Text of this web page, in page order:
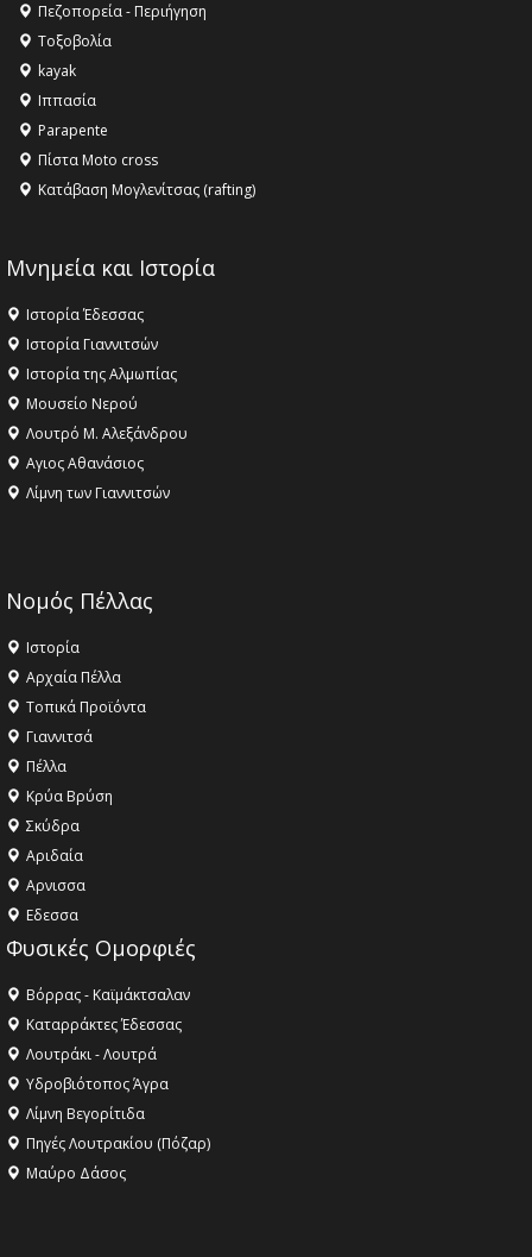
Πεζοπορεία - Περιήγηση
Τοξοβολία
kayak
Ιππασία
Parapente
Πίστα Moto cross
Κατάβαση Μογλενίτσας (rafting)
Μνημεία και Ιστορία
Ιστορία Έδεσσας
Ιστορία Γιαννιτσών
Ιστορία της Αλμωπίας
Μουσείο Νερού
Λουτρό Μ. Αλεξάνδρου
Αγιος Αθανάσιος
Λίμνη των Γιαννιτσών
Νομός Πέλλας
Ιστορία
Αρχαία Πέλλα
Τοπικά Προϊόντα
Γιαννιτσά
Πέλλα
Κρύα Βρύση
Σκύδρα
Αριδαία
Aρνισσα
Eδεσσα
Φυσικές Ομορφιές
Βόρρας - Καϊμάκτσαλαν
Καταρράκτες Έδεσσας
Λουτράκι - Λουτρά
Υδροβιότοπος Άγρα
Λίμνη Βεγορίτιδα
Πηγές Λουτρακίου (Πόζαρ)
Μαύρο Δάσος